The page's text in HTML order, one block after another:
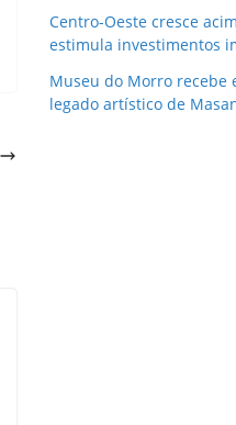
Centro-Oeste cresce
estimula investimentos
Museu do Morro recebe
legado artístico de